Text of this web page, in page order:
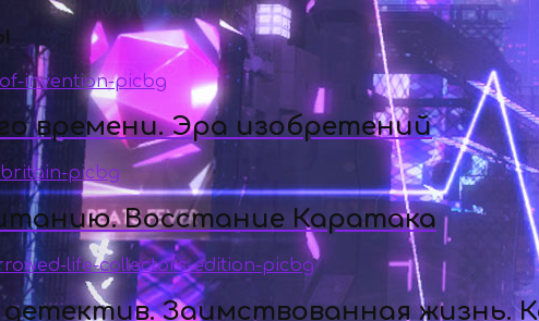
времени. Эра изобретений
Восстание Каратака
детектив. Заимствованная жизнь.